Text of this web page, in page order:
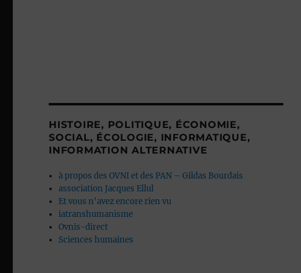
HISTOIRE, POLITIQUE, ÉCONOMIE,
SOCIAL, ÉCOLOGIE, INFORMATIQUE,
INFORMATION ALTERNATIVE
à propos des OVNI et des PAN – Gildas Bourdais
association Jacques Ellul
Et vous n'avez encore rien vu
iatranshumanisme
Ovnis-direct
Sciences humaines